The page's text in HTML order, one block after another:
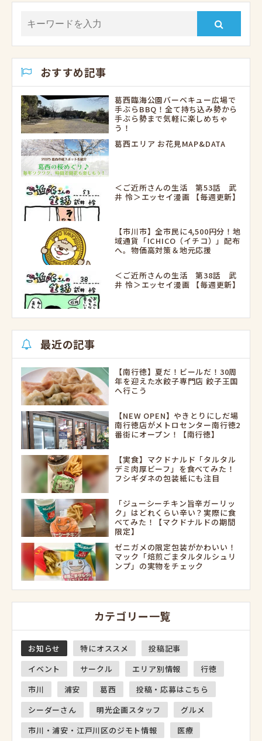
おすすめ記事
葛西臨海公園バーベキュー広場で
手ぶらBBQ！全て持ち込み勢から
手ぶら勢まで気軽に楽しめちゃ
う！
葛西エリア お花見MAP&DATA
＜ご近所さんの生活 第53話 武
井 怜＞エッセイ漫画 【毎週更新】
【市川市】全市民に4,500円分！地
域通貨「ICHICO（イチコ）」配布
へ。物価高対策＆地元応援
＜ご近所さんの生活 第38話 武
井 怜＞エッセイ漫画 【毎週更新】
最近の記事
【南行徳】夏だ！ビールだ！30周
年を迎えた水餃子専門店 餃子王国
へ行こう
【NEW OPEN】やきとりにしだ場
南行徳店がメトロセンター南行徳2
番街にオープン！【南行徳】
【実食】マクドナルド「タルタル
デミ肉厚ビーフ」を食べてみた！
フシギダネの包装紙にも注目
「ジューシーチキン旨辛ガーリッ
ク」はどれくらい辛い？実際に食
べてみた！【マクドナルドの期間
限定】
ゼニガメの限定包装がかわいい！
マック「焙煎ごまタルタルシュリ
ンプ」の実物をチェック
カテゴリー一覧
お知らせ 特にオススメ
投稿記事
イベント
サークル エリア別情報
行徳
市川
浦安 葛西
投稿・応募はこちら
シーダーさん
明光企画スタッフ
グルメ
市川・浦安・江戸川区のジモト情報
医療